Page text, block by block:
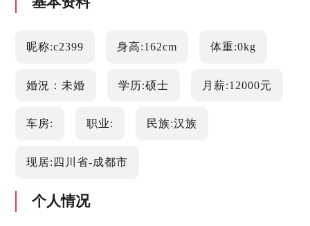
昵称:c2399 身高:162cm 体重:0kg
婚況：未婚 学历:硕士 月薪:12000元
车房: 职业: 民族:汉族
现居:四川省-成都市
个人情况